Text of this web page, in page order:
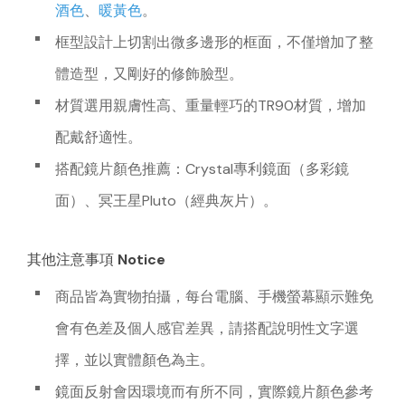
酒色、 暖黃色。
框型設計上切割出微多邊形的框面，不僅增加了整
體造型，又剛好的修飾臉型。
材質選用親膚性高、重量輕巧的TR90材質，增加
配戴舒適性。
搭配鏡片顏色推薦：Crystal專利鏡面（多彩鏡
面）、冥王星Pluto（經典灰片）。
其他注意事項 Notice
商品皆為實物拍攝，每台電腦、手機螢幕顯示難免
會有色差及個人感官差異，請搭配說明性文字選
擇，並以實體顏色為主。
鏡面反射會因環境而有所不同，實際鏡片顏色參考